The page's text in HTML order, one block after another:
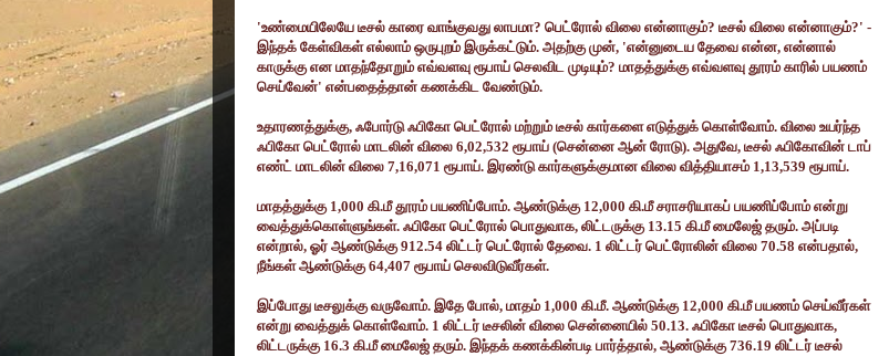
'உண்மையிலேயே டீசல் காரை வாங்குவது லாபமா? பெட்ரோல் விலை என்னாகும்? டீசல் விலை என்னாகும்?' -
இந்தக் கேள்விகள் எல்லாம் ஒருபுறம் இருக்கட்டும். அதற்கு முன், 'என்னுடைய தேவை என்ன, என்னால்
காருக்கு என மாதந்தோறும் எவ்வளவு ரூபாய் செலவிட முடியும்? மாதத்துக்கு எவ்வளவு தூரம் காரில் பயணம்
செய்வேன்' என்பதைத்தான் கணக்கிட வேண்டும்.
உதாரணத்துக்கு, ஃபோர்டு ஃபிகோ பெட்ரோல் மற்றும் டீசல் கார்களை எடுத்துக் கொள்வோம். விலை உயர்ந்த
ஃபிகோ பெட்ரோல் மாடலின் விலை 6,02,532 ரூபாய் (சென்னை ஆன் ரோடு). அதுவே, டீசல் ஃபிகோவின் டாப்
எண்ட் மாடலின் விலை 7,16,071 ரூபாய். இரண்டு கார்களுக்குமான விலை வித்தியாசம் 1,13,539 ரூபாய்.
மாதத்துக்கு1,000 கி.மீ தூரம் பயணிப்போம். ஆண்டுக்கு 12,000 கி.மீ சராசரியாகப் பயணிப்போம் என்று
வைத்துக்கொள்ளுங்கள். ஃபிகோ பெட்ரோல் பொதுவாக, லிட்டருக்கு 13.15 கி.மீ மைலேஜ் தரும். அப்படி
என்றால், ஓர் ஆண்டுக்கு912.54 லிட்டர் பெட்ரோல் தேவை. 1 லிட்டர் பெட்ரோலின் விலை 70.58 என்பதால்,
நீங்கள் ஆண்டுக்கு64,407 ரூபாய் செலவிடுவீர்கள்.
இப்போது டீசலுக்கு வருவோம். இதே போல், மாதம் 1,000 கி.மீ. ஆண்டுக்கு 12,000 கி.மீ பயணம் செய்வீர்கள்
என்று வைத்துக் கொள்வோம். 1 லிட்டர் டீசலின் விலை சென்னையில் 50.13. ஃபிகோ டீசல் பொதுவாக,
லிட்டருக்கு 16.3 கி.மீ மைலேஜ் தரும். இந்தக் கணக்கின்படி பார்த்தால், ஆண்டுக்கு736.19 லிட்டர் டீசல்